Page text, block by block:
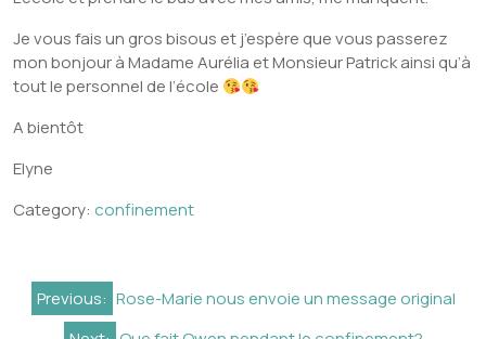
Je vous fais un gros bisous et j’espère que vous passerez
mon bonjour à Madame Aurélia et Monsieur Patrick ainsi qu’à
tout le personnel de l’école
A bientôt
Elyne
Category: confinement
Navigation
Previous: Rose-Marie nous envoie un message original